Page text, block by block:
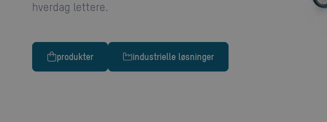
hverdag lettere.
produkter industrielle løsninger